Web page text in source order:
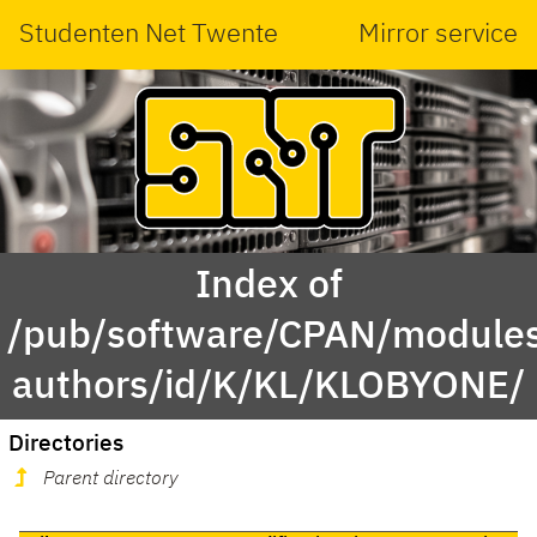
Studenten Net Twente Mirror service
Index of
/pub/software/CPAN/
authors/id/K/KL/KLOBYONE/
Directories
Parent directory